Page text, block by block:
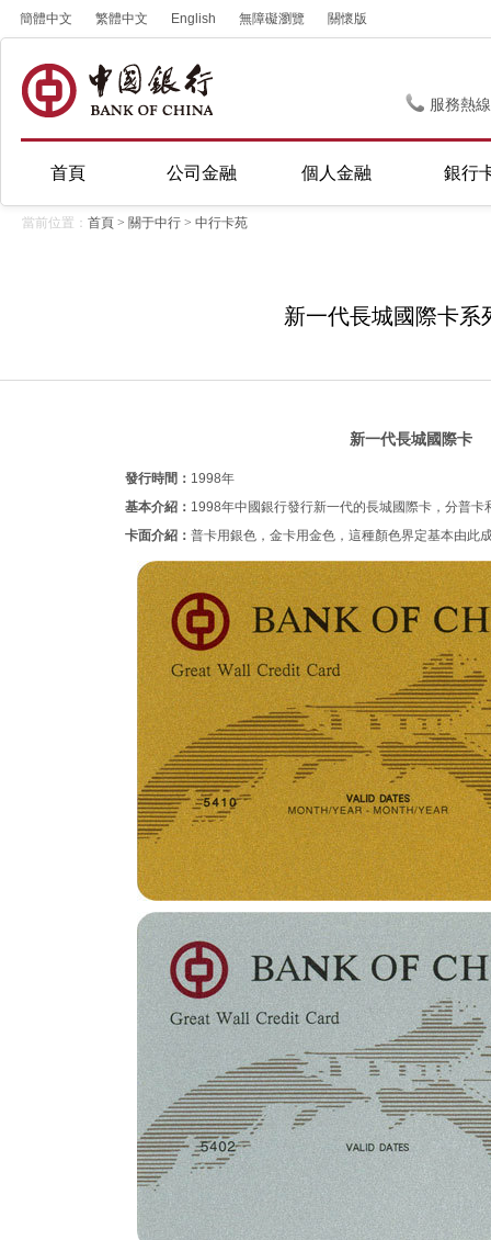
簡體中文 繁體中文 English 無障礙瀏覽 關懷版
服務熱
首頁 公司金融 個人金融 銀行
當前位置： 首頁 > 關于中行 > 中行卡苑
新一代長城國際卡系
新一代長城國際卡
發行時間： 1998年
基本介紹： 1998年中國銀行發行新一代的長城國際卡，分普卡
卡面介紹：普卡用銀色，金卡用金色，這種顏色界定基本由此